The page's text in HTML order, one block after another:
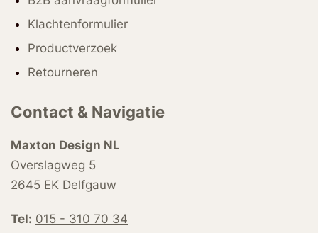
Klachtenformulier
Productverzoek
Retourneren
Contact & Navigatie
Maxton Design NL
Overslagweg 5
2645 EK Delfgauw
Tel: 015 - 310 70 34